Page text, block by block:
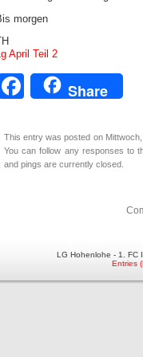
morgen
April Teil 2
Facebook
Share
This entry was posted on
You can follow any responses to
and pings are currently closed.
LG Hohenlohe - 1. FC
Entries